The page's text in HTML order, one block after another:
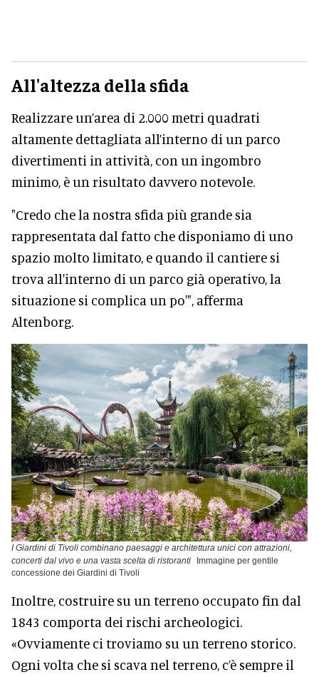
All'altezza della sfida
Realizzare un’area di 2.000 metri quadrati
altamente dettagliata all’interno di un parco
divertimenti in attività, con un ingombro
minimo, è un risultato davvero notevole.
"Credo che la nostra sfida più grande sia
rappresentata dal fatto che disponiamo di uno
spazio molto limitato, e quando il cantiere si
trova all'interno di un parco già operativo, la
situazione si complica un po'", afferma
Altenborg.
I Giardini di Tivoli combinano paesaggi e architettura unici con attrazioni,
concerti dal vivo e una vasta scelta di ristoranti
Immagine per gentile
concessione dei Giardini di Tivoli
Inoltre, costruire su un terreno occupato fin dal
1843 comporta dei rischi archeologici.
«Ovviamente ci troviamo su un terreno storico.
Ogni volta che si scava nel terreno, c’è sempre il